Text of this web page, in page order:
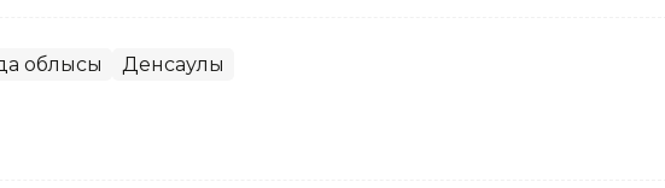
облысы Денсаулық